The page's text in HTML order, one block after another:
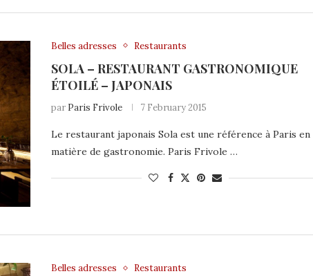
Belles adresses Restaurants
SOLA – RESTAURANT GASTRONOMIQUE
ÉTOILÉ – JAPONAIS
par Paris Frivole 7 February 2015
Le restaurant japonais Sola est une référence à Paris en
matière de gastronomie. Paris Frivole …
Belles adresses Restaurants